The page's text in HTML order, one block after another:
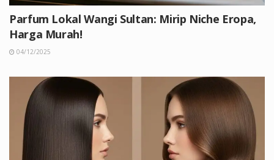
Parfum Lokal Wangi Sultan: Mirip Niche Eropa,
Harga Murah!
04/12/2025